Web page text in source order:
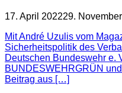
17. April 202229.
Mit André Uzulis vom
Sicherheitspolitik des
Deutschen Bundeswehr e.
BUNDESWEHRGRÜN
Beitrag aus […]